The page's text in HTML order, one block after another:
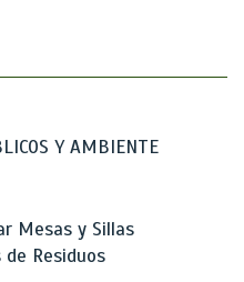
Y AMBIENTE
Mesas y Sillas
Residuos